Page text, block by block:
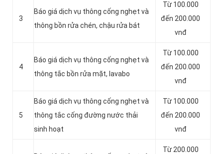
3
Báo giá dịch vụ thông cống nghẹt và
thông bồn rửa chén, chậu rửa bát
Từ 100.000
đến 200.000
vnđ
4
Báo giá dịch vụ thông cống nghẹt và
thông tắc bồn rửa mặt, lavabo
Từ 100.000
đến 200.000
vnđ
5
‎Báo giá dịch vụ thông cống nghẹt và
thông tắc cống đường nước thải
sinh hoạt
Từ 100.000
đến 200.000
vnđ
Từ 200.000